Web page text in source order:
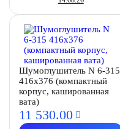
Шумоглушитель N 6-315
416х376 (компактный
корпус, кашированная
вата)
11 530.00